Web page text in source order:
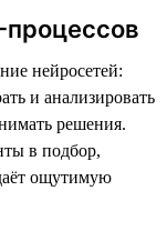
процессов
нейросетей:
и анализировать
решения.
в подбор,
ощутимую